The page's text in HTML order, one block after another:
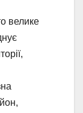
велике